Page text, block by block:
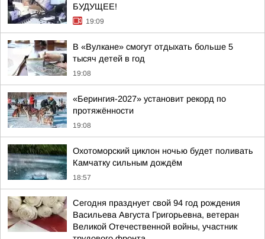
БУДУЩЕЕ!
19:09
В «Вулкане» смогут отдыхать больше 5
тысяч детей в год
19:08
«Берингия-2027» установит рекорд по
протяжённости
19:08
Охотоморский циклон ночью будет поливать
Камчатку сильным дождём
18:57
Сегодня празднует свой 94 год рождения
Васильева Августа Григорьевна, ветеран
Великой Отечественной войны, участник